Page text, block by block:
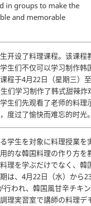
in groups to make the
and memorable
开设了料理课程。该课程
生们不仅可以学习制作韩
程于4月22日（星期三）
们学习制作了韩式甜辣炸
生们先观看了老师的料理
度过了愉快而难忘的时光
学生を対象に料理授業を
的な韓国料理の作り方を
理を学ぶだけでなく、韓
は、4月22日（水）から
行われ、韓国風甘辛チキン
理実習室で講師の料理デ